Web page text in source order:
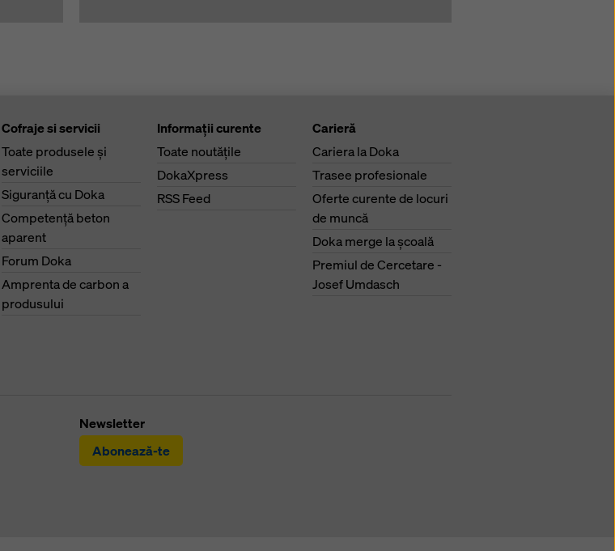
Cofraje si servicii
Toate produsele şi
serviciile
Siguranţă cu Doka
Competenţă beton
aparent
Forum Doka
Amprenta de carbon a
produsului
Informaţii curente
Toate noutăţile
DokaXpress
RSS Feed
Carieră
Cariera la Doka
Trasee profesionale
Oferte curente de locuri
de muncă
Doka merge la şcoală
Premiul de Cercetare -
Josef Umdasch
Newsletter
Abonează-te